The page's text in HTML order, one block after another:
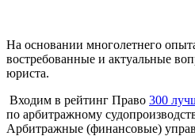
На основании многолетнего
востребованные и актуальные
юриста.
Входим в рейтинг Право 300
по арбитражному
Арбитражные (финансовые)